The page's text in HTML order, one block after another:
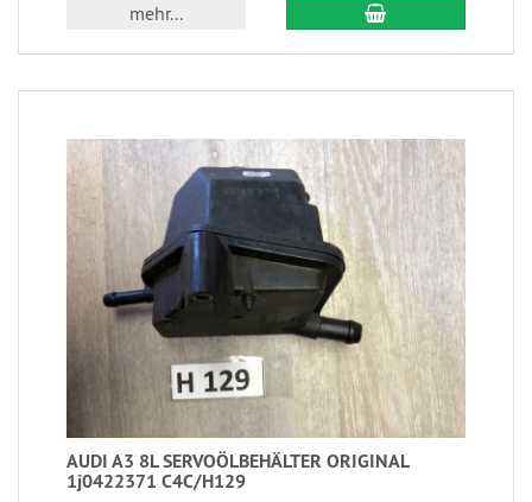
mehr...
AUDI A3 8L SERVOÖLBEHÄLTER ORIGINAL
1j0422371 C4C/H129